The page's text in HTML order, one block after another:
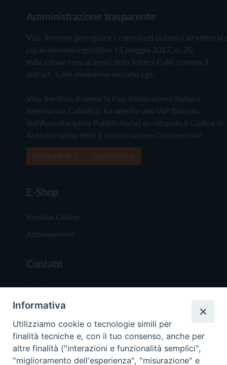
Amministrazione trasparente
Vita Trentina percepisce i contributi pubblici all'editoria
cui al decreto legislativo 15 maggio 2017, n. 70.
Indicazione resa ai sensi della lettera f) del comma 2
dell'art. 5 del medesimo decreto Lgs.
Vita Trentina, tramite la Fisc (Federazione Italiana
Settimanali Cattolici), ha aderito allo IAP (Istituto
dell'Autodisciplina Pubblicitaria) accettando il Codice di
Autodisciplina della Comunicazione Commerciale
E-Shop
Vendita Online
Abbonamenti
Contatti
Chi Siamo
Redazione
Scrivici
Informativa
Utilizziamo cookie o tecnologie simili per
finalità tecniche e, con il tuo consenso, anche per
altre finalità ("interazioni e funzionalità semplici",
"miglioramento dell'esperienza", "misurazione" e